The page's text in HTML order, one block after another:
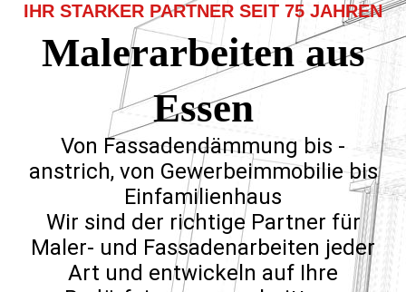
IHR STARKER PARTNER SEIT 75 JAHREN
Malerarbeiten aus
Essen
Von Fassadendämmung bis -
anstrich, von Gewerbeimmobilie bis
Einfamilienhaus
Wir sind der richtige Partner für
Maler- und Fassadenarbeiten jeder
Art und entwickeln auf Ihre